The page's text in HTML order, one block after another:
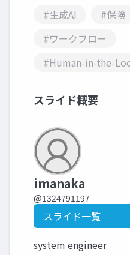
#生成AI #保険
#ワークフロー
#Human-in-the-
スライド概要
imanaka
@1324791197
スライド一覧
system engineer